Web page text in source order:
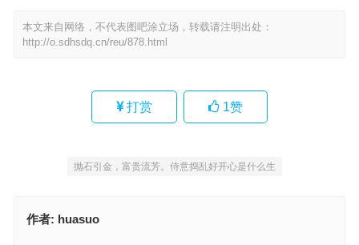
本文来自网络，不代表图吧涂立场，转载请注明出处：
http://o.sdhsdq.cn/reu/878.html
打赏 1赞
抛石引金，富贵流芳。侍意捣乱好开心是什么生
作者: huasuo